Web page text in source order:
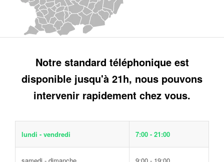
Notre standard téléphonique est
disponible jusqu'à 21h, nous pouvons
intervenir rapidement chez vous.
lundi - vendredi 7:00 - 21:00